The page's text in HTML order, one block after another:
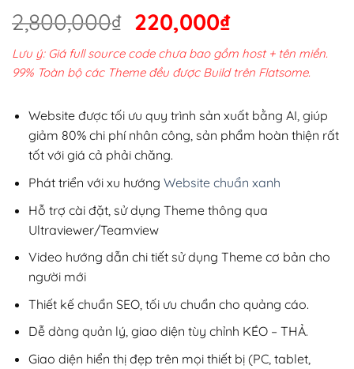
2,800,000₫ Giá
gốc
là:
2,800,000₫.
220,000₫Giá
hiện
tại
220,000₫.
Lưu ý: Giá full source code chưa bao gồm host + tên miền.
99% Toàn bộ các Theme đều được Build trên Flatsome.
Website được tối ưu quy trình sản xuất bằng AI, giúp
giảm 80% chi phí nhân công, sản phẩm hoàn thiện rất
tốt với giá cả phải chăng.
Phát triển với xu hướng Website chuẩn xanh
Hỗ trợ cài đặt, sử dụng Theme thông qua
Ultraviewer/Teamview
Video hướng dẫn chi tiết sử dụng Theme cơ bản cho
người mới
Thiết kế chuẩn SEO, tối ưu chuẩn cho quảng cáo.
Dễ dàng quản lý, giao diện tùy chỉnh KÉO – THẢ.
Giao diện hiển thị đẹp trên mọi thiết bị (PC, tablet,